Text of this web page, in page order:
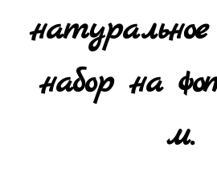
набор на
м.